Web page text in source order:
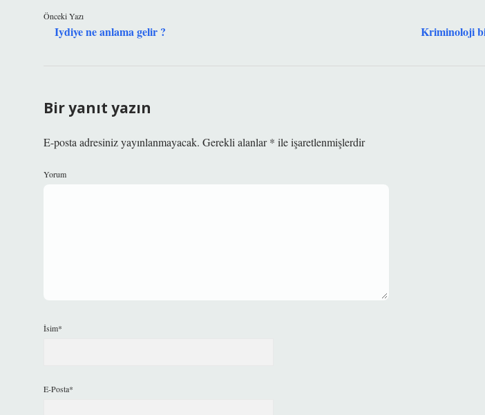
Önceki Yazı
Iydiye ne anlama gelir ? Kriminoloji
Bir yanıt yazın
E-posta adresiniz yayınlanmayacak. Gerekli alanlar* ile işaretlenmişlerdir
Yorum
İsim*
E-Posta*